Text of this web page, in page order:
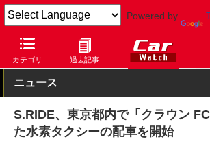
Powered by
カテゴリ 過去記事
Car Watch 自動車 トヨタ クラウン
ニュース
S.RIDE、東京都内で「クラウン
た水素タクシーの配車を開始